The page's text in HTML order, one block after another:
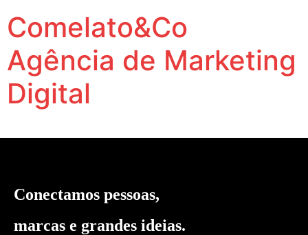
Comelato&Co
Agência de Marketing
Digital
Conectamos pessoas,
marcas e grandes ideias.